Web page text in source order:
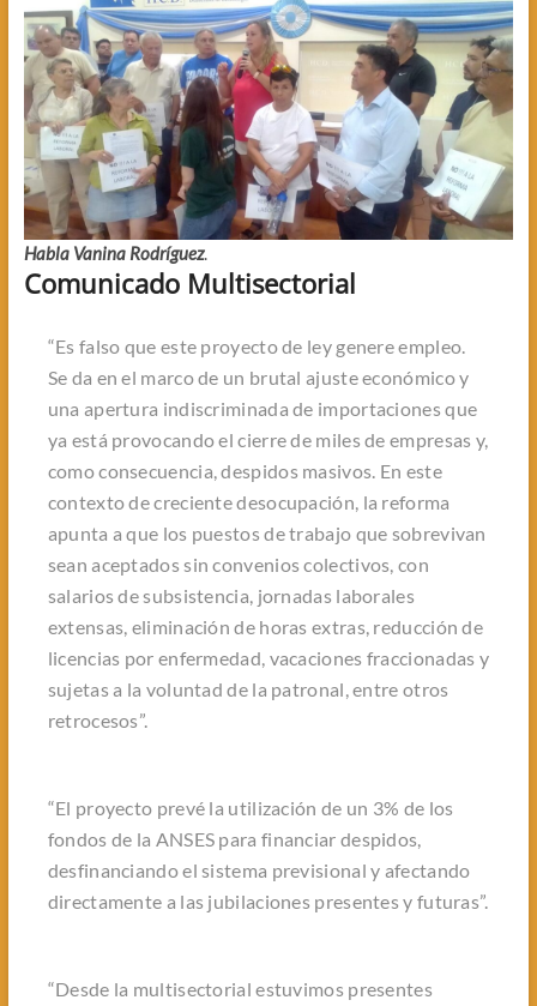
Habla Vanina Rodríguez.
Comunicado Multisectorial
“Es falso que este proyecto de ley genere empleo.
Se da en el marco de un brutal ajuste económico y
una apertura indiscriminada de importaciones que
ya está provocando el cierre de miles de empresas y,
como consecuencia, despidos masivos. En este
contexto de creciente desocupación, la reforma
apunta a que los puestos de trabajo que sobrevivan
sean aceptados sin convenios colectivos, con
salarios de subsistencia, jornadas laborales
extensas, eliminación de horas extras, reducción de
licencias por enfermedad, vacaciones fraccionadas y
sujetas a la voluntad de la patronal, entre otros
retrocesos”.
“El proyecto prevé la utilización de un 3% de los
fondos de la ANSES para financiar despidos,
desfinanciando el sistema previsional y afectando
directamente a las jubilaciones presentes y futuras”.
“Desde la multisectorial estuvimos presentes